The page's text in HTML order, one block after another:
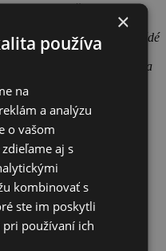
– to je to, čoho sme
formu
samotnú spoločnosť. Každé
reputačné straty,
sumách. Nahliadanie bánk a
odráža na výške
vzťahov
tento stav považuje za
navrhlo zoznam
by bol pre ostatných
akcionárov s plnou
najväčšieho akcionára
z orgánoch VVS, a.s.
×
používa
na
a analýzu
o vašom
aj s
kombinovať s
ste im poskytli
používaní ich